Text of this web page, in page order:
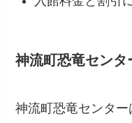
神流町恐竜センタ
神流町恐竜センター